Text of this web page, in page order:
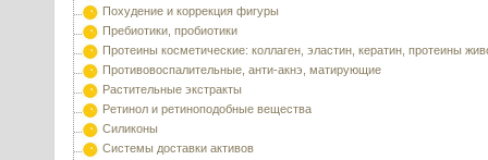
Похудение и коррекция фигуры
Пребиотики, пробиотики
Протеины косметические: коллаген, эластин, кератин, протеины
Противовоспалительные, анти-акнэ, матирующие
Растительные экстракты
Ретинол и ретиноподобные вещества
Силиконы
Системы доставки активов